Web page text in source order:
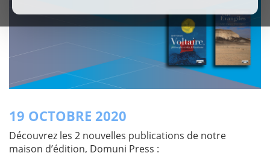
19 OCTOBRE 2020
Découvrez les 2 nouvelles publications de notre
maison d’édition, Domuni Press :